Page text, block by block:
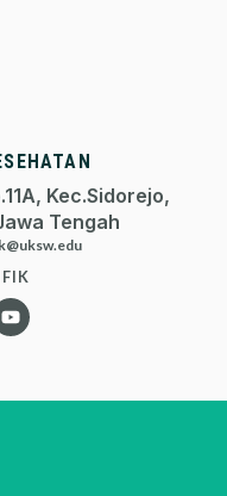
Kec.Sidorejo,
Tengah